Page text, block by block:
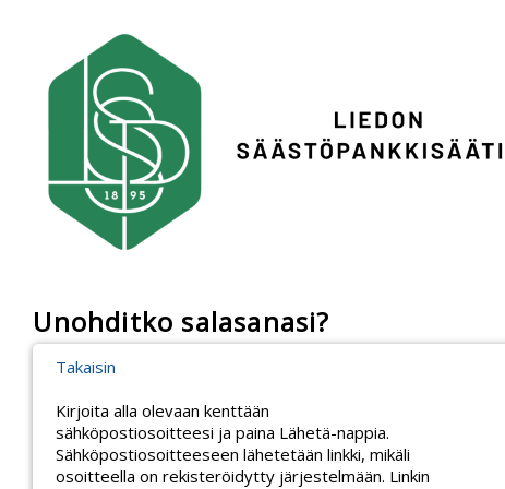
Unohditko salasanasi?
Takaisin
Kirjoita alla olevaan kenttään
sähköpostiosoitteesi ja paina Lähetä-nappia.
Sähköpostiosoitteeseen lähetetään linkki, mikäli
osoitteella on rekisteröidytty järjestelmään. Linkin